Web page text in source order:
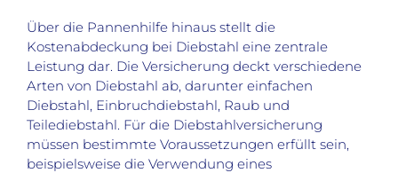
Über die Pannenhilfe hinaus stellt die
Kostenabdeckung bei Diebstahl eine zentrale
Leistung dar. Die Versicherung deckt verschiedene
Arten von Diebstahl ab, darunter einfachen
Diebstahl, Einbruchdiebstahl, Raub und
Teilediebstahl. Für die Diebstahlversicherung
müssen bestimmte Voraussetzungen erfüllt sein,
beispielsweise die Verwendung eines